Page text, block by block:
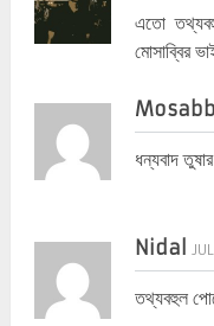
এতো
মোসাব্বির
ধন্যবাদ
Nidal
তথ্যবহুল